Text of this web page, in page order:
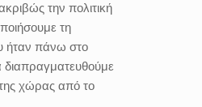
την πολιτική
τη
ήταν πάνω στο
διαπραγματευθούμε
χώρας από το